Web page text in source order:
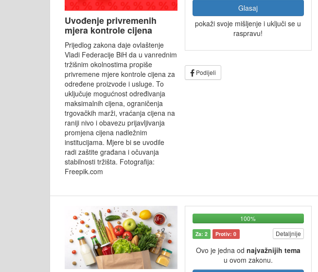
Uvođenje privremenih
mjera kontrole cijena
Prijedlog zakona daje ovlaštenje
Vladi Federacije BiH da u vanrednim
tržišnim okolnostima propiše
privremene mjere kontrole cijena za
određene proizvode i usluge. To
uključuje mogućnost određivanja
maksimalnih cijena, ograničenja
trgovačkih marži, vraćanja cijena na
raniji nivo i obavezu prijavljivanja
promjena cijena nadležnim
institucijama. Mjere bi se uvodile
radi zaštite građana i očuvanja
stabilnosti tržišta. Fotografija:
Freepik.com
Glasaj
pokaži svoje mišljenje i uključi se u
raspravu!
Podijeli
100%
Za: 2 Protiv: 0 Detaljnije
Ovo je jedna od najvažnijih tema
u ovom zakonu.